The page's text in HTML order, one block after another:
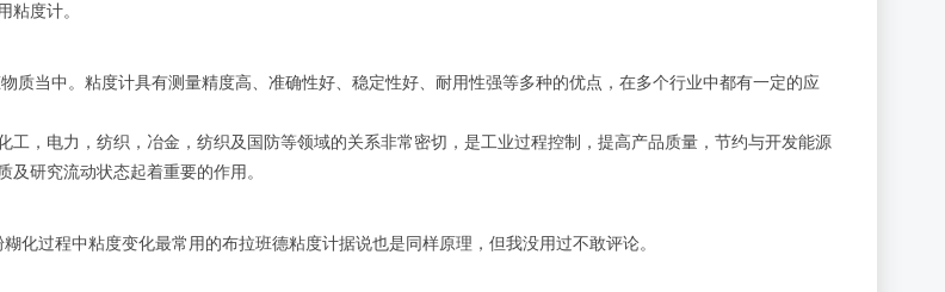
粘度计。
质当中。粘度计具有测量精度高、准确性好、稳定性好、耐用性强等多种的优点，在多个行业中都有一定的应
，电力，纺织，冶金，纺织及国防等领域的关系非常密切，是工业过程控制，提高产品质量，节约与开发能源
研究流动状态起着重要的作用。
化过程中粘度变化最常用的布拉班德粘度计据说也是同样原理，但我没用过不敢评论。